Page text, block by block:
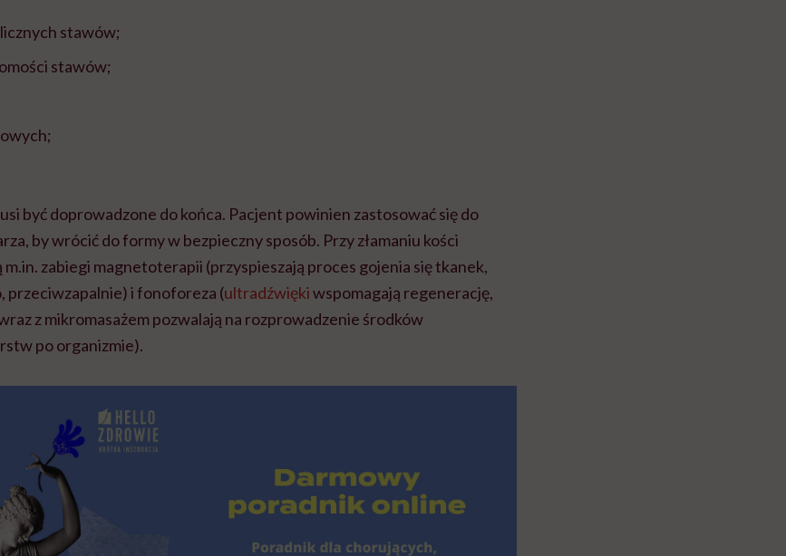
stawów;
stawów;
być doprowadzone do końca. Pacjent powinien zastosować się do
by wrócić do formy w bezpieczny sposób. Przy złamaniu kości
m.in. zabiegi magnetoterapii (przyspieszają proces gojenia się tkanek,
przeciwzapalnie) i fonoforeza (ultradźwiękiwspomagają regenerację,
z mikromasażem pozwalają na rozprowadzenie środków
po organizmie).